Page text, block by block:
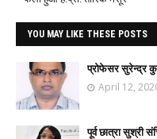
YOU MAY LIKE THESE POSTS
प्रोफेसर सुरेन्द्र
April 12,
पूर्व छात्रा सुश्री